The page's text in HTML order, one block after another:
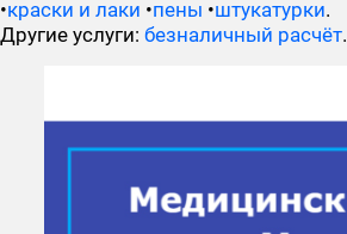
•краски и лаки •пены •штукатурки.
Другие услуги: безналичный расчёт.